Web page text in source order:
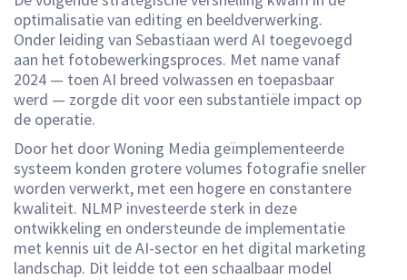
optimalisatie van editing en beeldverwerking.
Onder leiding van Sebastiaan werd AI toegevoegd
aan het fotobewerkingsproces. Met name vanaf
2024 — toen AI breed volwassen en toepasbaar
werd — zorgde dit voor een substantiële impact op
de operatie.
Door het door Woning Media geïmplementeerde
systeem konden grotere volumes fotografie sneller
worden verwerkt, met een hogere en constantere
kwaliteit. NLMP investeerde sterk in deze
ontwikkeling en ondersteunde de implementatie
met kennis uit de AI-sector en het digital marketing
landschap. Dit leidde tot een schaalbaar model